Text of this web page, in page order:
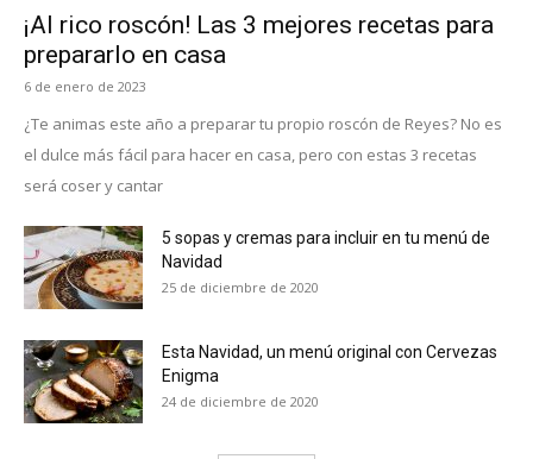
¡Al rico roscón! Las 3 mejores recetas para
prepararlo en casa
6 de enero de 2023
¿Te animas este año a preparar tu propio roscón de Reyes? No es
el dulce más fácil para hacer en casa, pero con estas 3 recetas
será coser y cantar
5 sopas y cremas para incluir en tu menú de
Navidad
25 de diciembre de 2020
Esta Navidad, un menú original con Cervezas
Enigma
24 de diciembre de 2020